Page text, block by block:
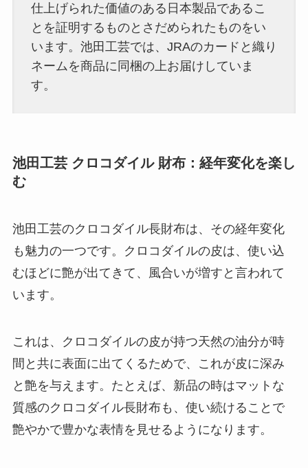
仕上げられた価値のある日本製品であるこ
とを証明するものとさだめられたものをい
います。池田工芸では、JRAのカードと織り
ネームを商品に同梱の上お届けしていま
す。
池田工芸 クロコダイル 財布：経年変化を楽し
む
池田工芸のクロコダイル長財布は、その経年変化
も魅力の一つです。クロコダイルの皮は、使い込
むほどに艶が出てきて、風合いが増すと言われて
います。
これは、クロコダイルの皮が持つ天然の油分が時
間と共に表面に出てくるためで、これが皮に深み
と艶を与えます。たとえば、新品の時はマットな
質感のクロコダイル長財布も、使い続けることで
艶やかで豊かな表情を見せるようになります。